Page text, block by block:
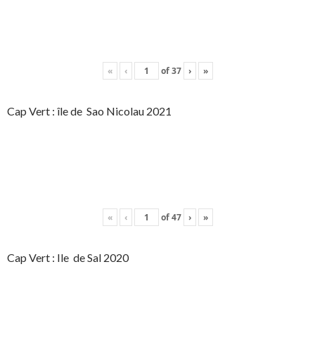
« ‹ of37 › »
Cap Vert : île de Sao Nicolau 2021
« ‹ of47 › »
Cap Vert : Ile de Sal 2020